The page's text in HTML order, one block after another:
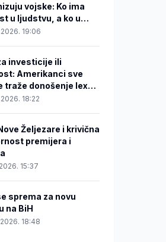
vojske: Ko ima
u ljudstvu, a ko u
19:06
investicije ili
Amerikanci sve
traže donošenje lex
o državnoj imovini
18:22
Željezare i krivična
premijera i
15:37
sprema za novu
na BiH
18:48